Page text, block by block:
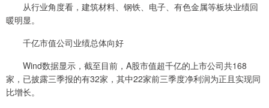
从行业角度看，建筑材料、钢铁、电子、有色金属等板块业绩回
暖明显。
千亿市值公司业绩总体向好
Wind数据显示，截至目前，A股市值超千亿的上市公司共168
家，已披露三季报的有32家，其中22家前三季度净利润为正且实现同
比增长。